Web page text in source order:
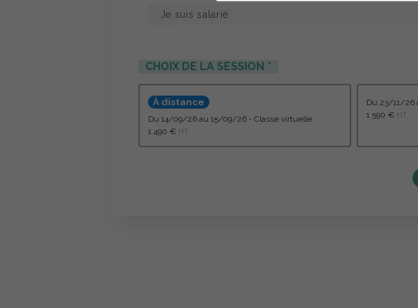
CHOIX DE LA SESSION
À distance
du 14/09/26 au 15/09/26 - Classe virtuelle
1 490 € HT
1 590 € HT